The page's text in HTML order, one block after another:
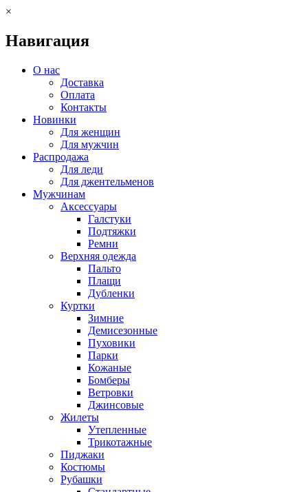
×
Навигация
О нас
Доставка
Оплата
Контакты
Новинки
Для женщин
Для мужчин
Распродажа
Для леди
Для джентельменов
Мужчинам
Аксессуары
Галстуки
Подтяжки
Ремни
Верхняя одежда
Пальто
Плащи
Дубленки
Куртки
Зимние
Демисезонные
Пуховики
Парки
Кожаные
Бомберы
Ветровки
Джинсовые
Жилеты
Утепленные
Трикотажные
Пиджаки
Костюмы
Рубашки